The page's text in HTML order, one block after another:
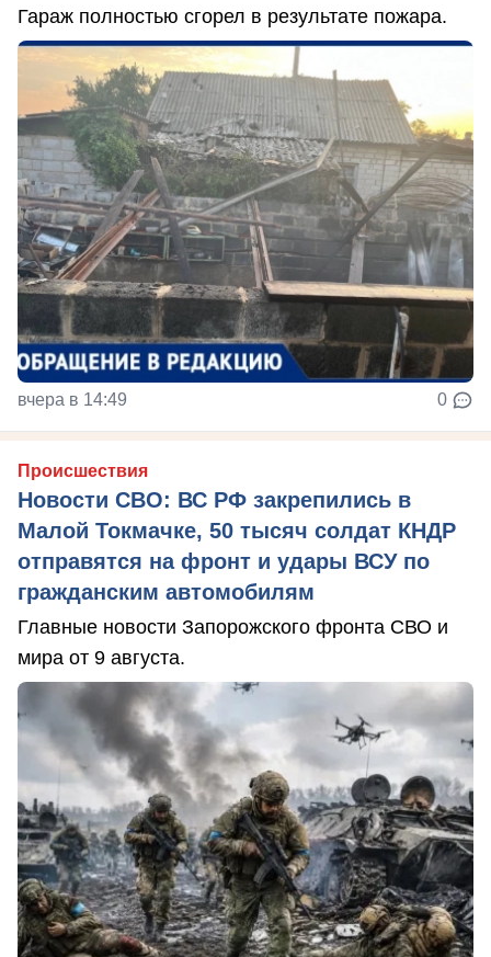
Гараж полностью сгорел в результате пожара.
вчера в 14:49 0
Происшествия
Новости СВО: ВС РФ закрепились в
Малой Токмачке, 50 тысяч солдат КНДР
отправятся на фронт и удары ВСУ по
гражданским автомобилям
Главные новости Запорожского фронта СВО и
мира от 9 августа.